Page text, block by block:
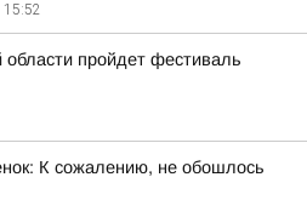
15:52
области пройдет фестиваль
К сожалению, не обошлось